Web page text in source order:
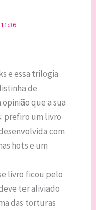
e essa trilogia
de
que a sua
prefiro um livro
com
hots e um
livro ficou pelo
ter aliviado
das torturas